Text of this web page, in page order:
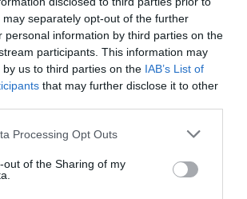
separately opt-out of the further
personal information by third parties on the
participants. This information may
us to third parties on the IAB’s List of
that may further disclose it to other
Processing Opt Outs
out of the Sharing of my
de crear un marco regulatorio que
protección de la vida local como la
responsable y sostenible. Este
participación de distintos sectores de
alcanzar un consenso que beneficie
de Sevilla se puede ver reflejada con el
incordiando a Barcelona durante los